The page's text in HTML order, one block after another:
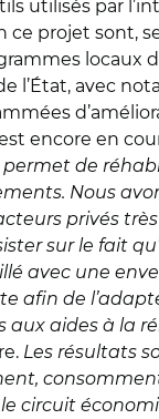
utilisés par
ce projet sont,
locaux
l’État, avec
encore en
permet de
Nous
privés
sur le fait
avec une
afin de
aux aides à la
Les résultats
circuit